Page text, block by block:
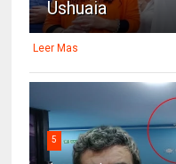
Ushuaia
Leer Mas
5